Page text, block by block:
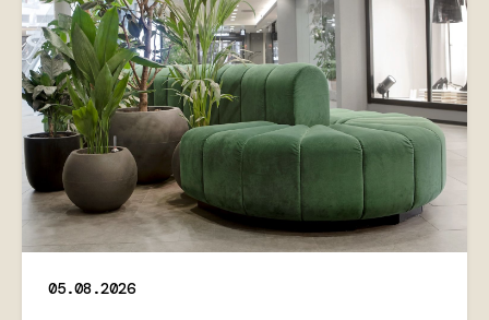
05.08.2026